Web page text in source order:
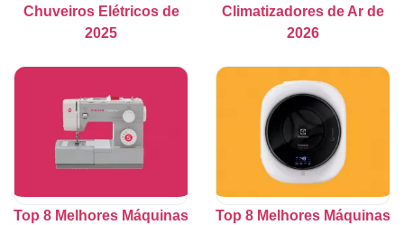
Chuveiros Elétricos de
2025
Climatizadores de Ar de
2026
Top 8 Melhores Máquinas
Top 8 Melhores Máquinas